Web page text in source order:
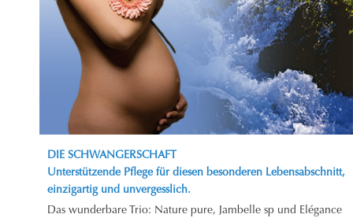
DIE SCHWANGERSCHAFT
Unterstützende Pflege für diesen besonderen Lebensabschnitt,
einzigartig und unvergesslich.
Das wunderbare Trio: Nature pure, Jambelle sp und Elégance